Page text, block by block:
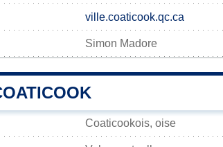
ville.coaticook.qc.ca
Simon Madore
Coaticookois, oise